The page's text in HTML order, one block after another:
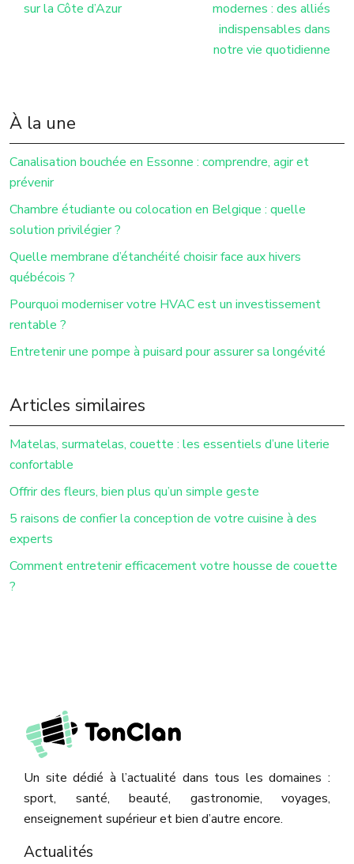
sur la Côte d’Azur
modernes : des alliés
indispensables dans
notre vie quotidienne
À la une
Canalisation bouchée en Essonne : comprendre, agir et
prévenir
Chambre étudiante ou colocation en Belgique : quelle
solution privilégier ?
Quelle membrane d’étanchéité choisir face aux hivers
québécois ?
Pourquoi moderniser votre HVAC est un investissement
rentable ?
Entretenir une pompe à puisard pour assurer sa longévité
Articles similaires
Matelas, surmatelas, couette : les essentiels d’une literie
confortable
Offrir des fleurs, bien plus qu’un simple geste
5 raisons de confier la conception de votre cuisine à des
experts
Comment entretenir efficacement votre housse de couette
?
Un site dédié à l’actualité dans tous les domaines :
sport, santé, beauté, gastronomie, voyages,
enseignement supérieur et bien d’autre encore.
Actualités